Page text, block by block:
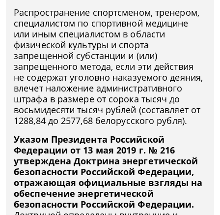
Распространение спортсменом, тренером,
специалистом по спортивной медицине
или иным специалистом в области
физической культуры и спорта
запрещенной субстанции и (или)
запрещенного метода, если эти действия
не содержат уголовно наказуемого деяния,
влечет наложение административного
штрафа в размере от сорока тысяч до
восьмидесяти тысяч рублей (составляет от
1288,84 до 2577,68 белорусского рубля).
Указом Президента Российской
Федерации от 13 мая 2019 г. № 216
утверждена Доктрина энергетической
безопасности Российской Федерации,
отражающая официальные взгляды на
обеспечение энергетической
безопасности Российской Федерации.